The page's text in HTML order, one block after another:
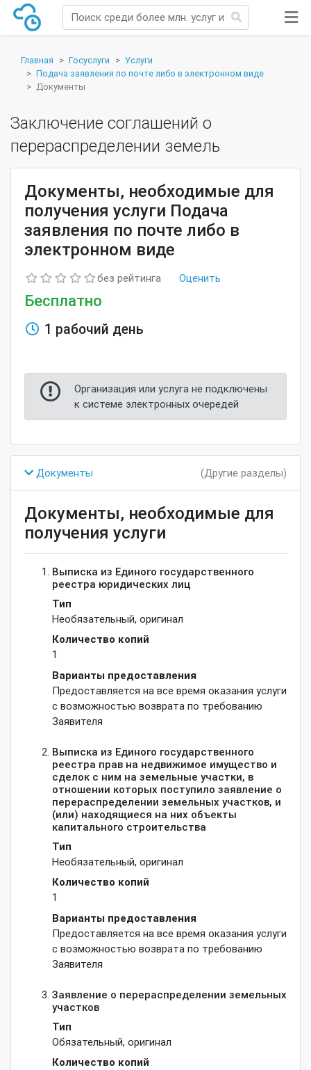
Главная Госуслуги
Услуги
Подача заявления по почте либо в электронном виде
Документы
Заключение соглашений о
перераспределении земель
Документы, необходимые для
получения услуги Подача
заявления по почте либо в
электронном виде
без рейтинга Оценить
Бесплатно
1 рабочий день
Организация или услуга не подключены
к системе электронных очередей
Документы (Другие разделы)
Документы, необходимые для
получения услуги
Выписка из Единого государственного
реестра юридических лиц
Тип
Необязательный, оригинал
Количество копий
1
Варианты предоставления
Предоставляется на все время оказания услуги
с возможностью возврата по требованию
Заявителя
Выписка из Единого государственного
реестра прав на недвижимое имущество и
сделок с ним на земельные участки, в
отношении которых поступило заявление о
перераспределении земельных участков, и
(или) находящиеся на них объекты
капитального строительства
Тип
Необязательный, оригинал
Количество копий
1
Варианты предоставления
Предоставляется на все время оказания услуги
с возможностью возврата по требованию
Заявителя
Заявление о перераспределении земельных
участков
Тип
Обязательный, оригинал
Количество копий